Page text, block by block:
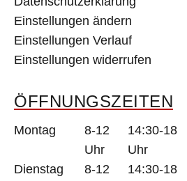
Einstellungen ändern
Einstellungen Verlauf
Einstellungen widerrufen
ÖFFNUNGSZEITEN
Montag
8-12
Uhr
14:30-18
Uhr
Dienstag
8-12
14:30-18